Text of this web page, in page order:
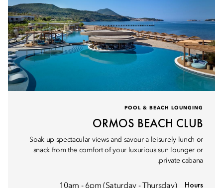
POOL & BEACH LOUNGING
ORMOS BEACH CLUB
Soak up spectacular views and savour a leisurely lunch or
snack from the comfort of your luxurious sun lounger or
private cabana.
Hours
10am - 6pm (Saturday - Thursday)